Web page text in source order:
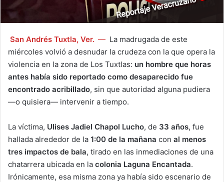
San Andrés Tuxtla, Ver. — La madrugada de este
miércoles volvió a desnudar la crudeza con la que opera la
violencia en la zona de Los Tuxtlas: un hombre que horas
antes había sido reportado como desaparecido fue
encontrado acribillado, sin que autoridad alguna pudiera
—o quisiera— intervenir a tiempo.
La víctima, Ulises Jadiel Chapol Lucho, de 33 años, fue
hallada alrededor de la 1:00 de la mañana con al menos
tres impactos de bala, tirado en las inmediaciones de una
chatarrera ubicada en la colonia Laguna Encantada.
Irónicamente, esa misma zona ya había sido escenario de